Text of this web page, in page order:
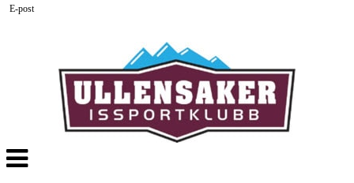
Veksle
navigasjon
E-post